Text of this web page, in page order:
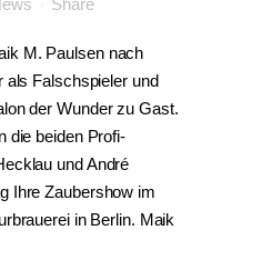
Share
M. Paulsen nach
als Falschspieler und
der Wunder zu Gast.
die beiden Profi-
und André
Ihre Zaubershow im
in Berlin. Maik